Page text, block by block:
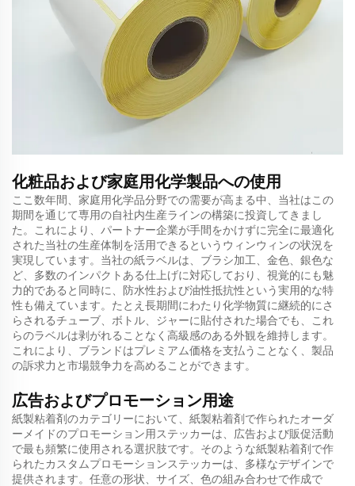
化粧品および家庭用化学製品への使用
ここ数年間、家庭用化学品分野での需要が高まる中、当社はこの
期間を通じて専用の自社内生産ラインの構築に投資してきまし
た。これにより、パートナー企業が手間をかけずに完全に最適化
された当社の生産体制を活用できるというウィンウィンの状況を
実現しています。当社の紙ラベルは、ブラシ加工、金色、銀色な
ど、多数のインパクトある仕上げに対応しており、視覚的にも魅
力的であると同時に、防水性および油性抵抗性という実用的な特
性も備えています。たとえ長期間にわたり化学物質に継続的にさ
らされるチューブ、ボトル、ジャーに貼付された場合でも、これ
らのラベルは剥がれることなく高級感のある外観を維持します。
これにより、ブランドはプレミアム価格を支払うことなく、製品
の訴求力と市場競争力を高めることができます。
広告およびプロモーション用途
紙製粘着剤のカテゴリーにおいて、紙製粘着剤で作られたオーダ
ーメイドのプロモーション用ステッカーは、広告および販促活動
で最も頻繁に使用される選択肢です。そのような紙製粘着剤で作
られたカスタムプロモーションステッカーは、多様なデザインで
提供されます。任意の形状、サイズ、色の組み合わせで作成で